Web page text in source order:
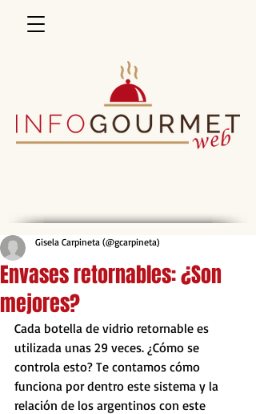
Envases retornables: ¿Son
mejores?
Gisela Carpineta (@gcarpineta)
Cada botella de vidrio retornable es
utilizada unas 29 veces. ¿Cómo se
controla esto? Te contamos cómo
funciona por dentro este sistema y la
relación de los argentinos con este